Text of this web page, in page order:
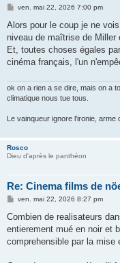
M
s
a
g
e
ven. mai 22, 2026 7:00 pm
Alors pour le coup je ne
niveau de maîtrise de
Et, toutes choses égales
cinéma français, l'un
ok on a rien a se dire, mais on a
climatique nous tue tous.
Le vainqueur ignore l'ironie,
Rosco
Dieu d'après le panthéon
Re: Cinema films de
M
s
a
g
ven. mai 22, 2026 8:27 pm
Combien de realisateurs
entierement mué en noir et
comprehensible par la mise